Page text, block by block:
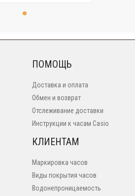
ПОМОЩЬ
Доставка и оплата
Обмен и возврат
Отслеживание доставки
Инструкции к часам Casio
КЛИЕНТАМ
Маркировка часов
Виды покрытия часов
Водонепроницаемость